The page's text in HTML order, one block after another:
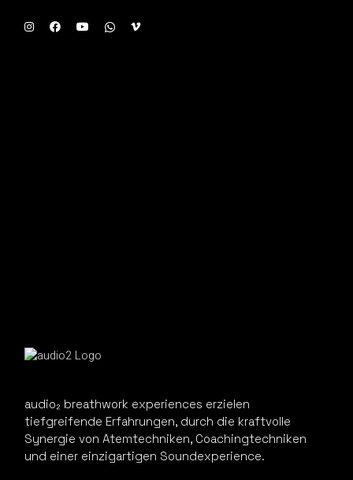
audio₂ breathwork experiences erzielen
tiefgreifende Erfahrungen, durch die kraftvolle
Synergie von Atemtechniken, Coachingtechniken
und einer einzigartigen Soundexperience.